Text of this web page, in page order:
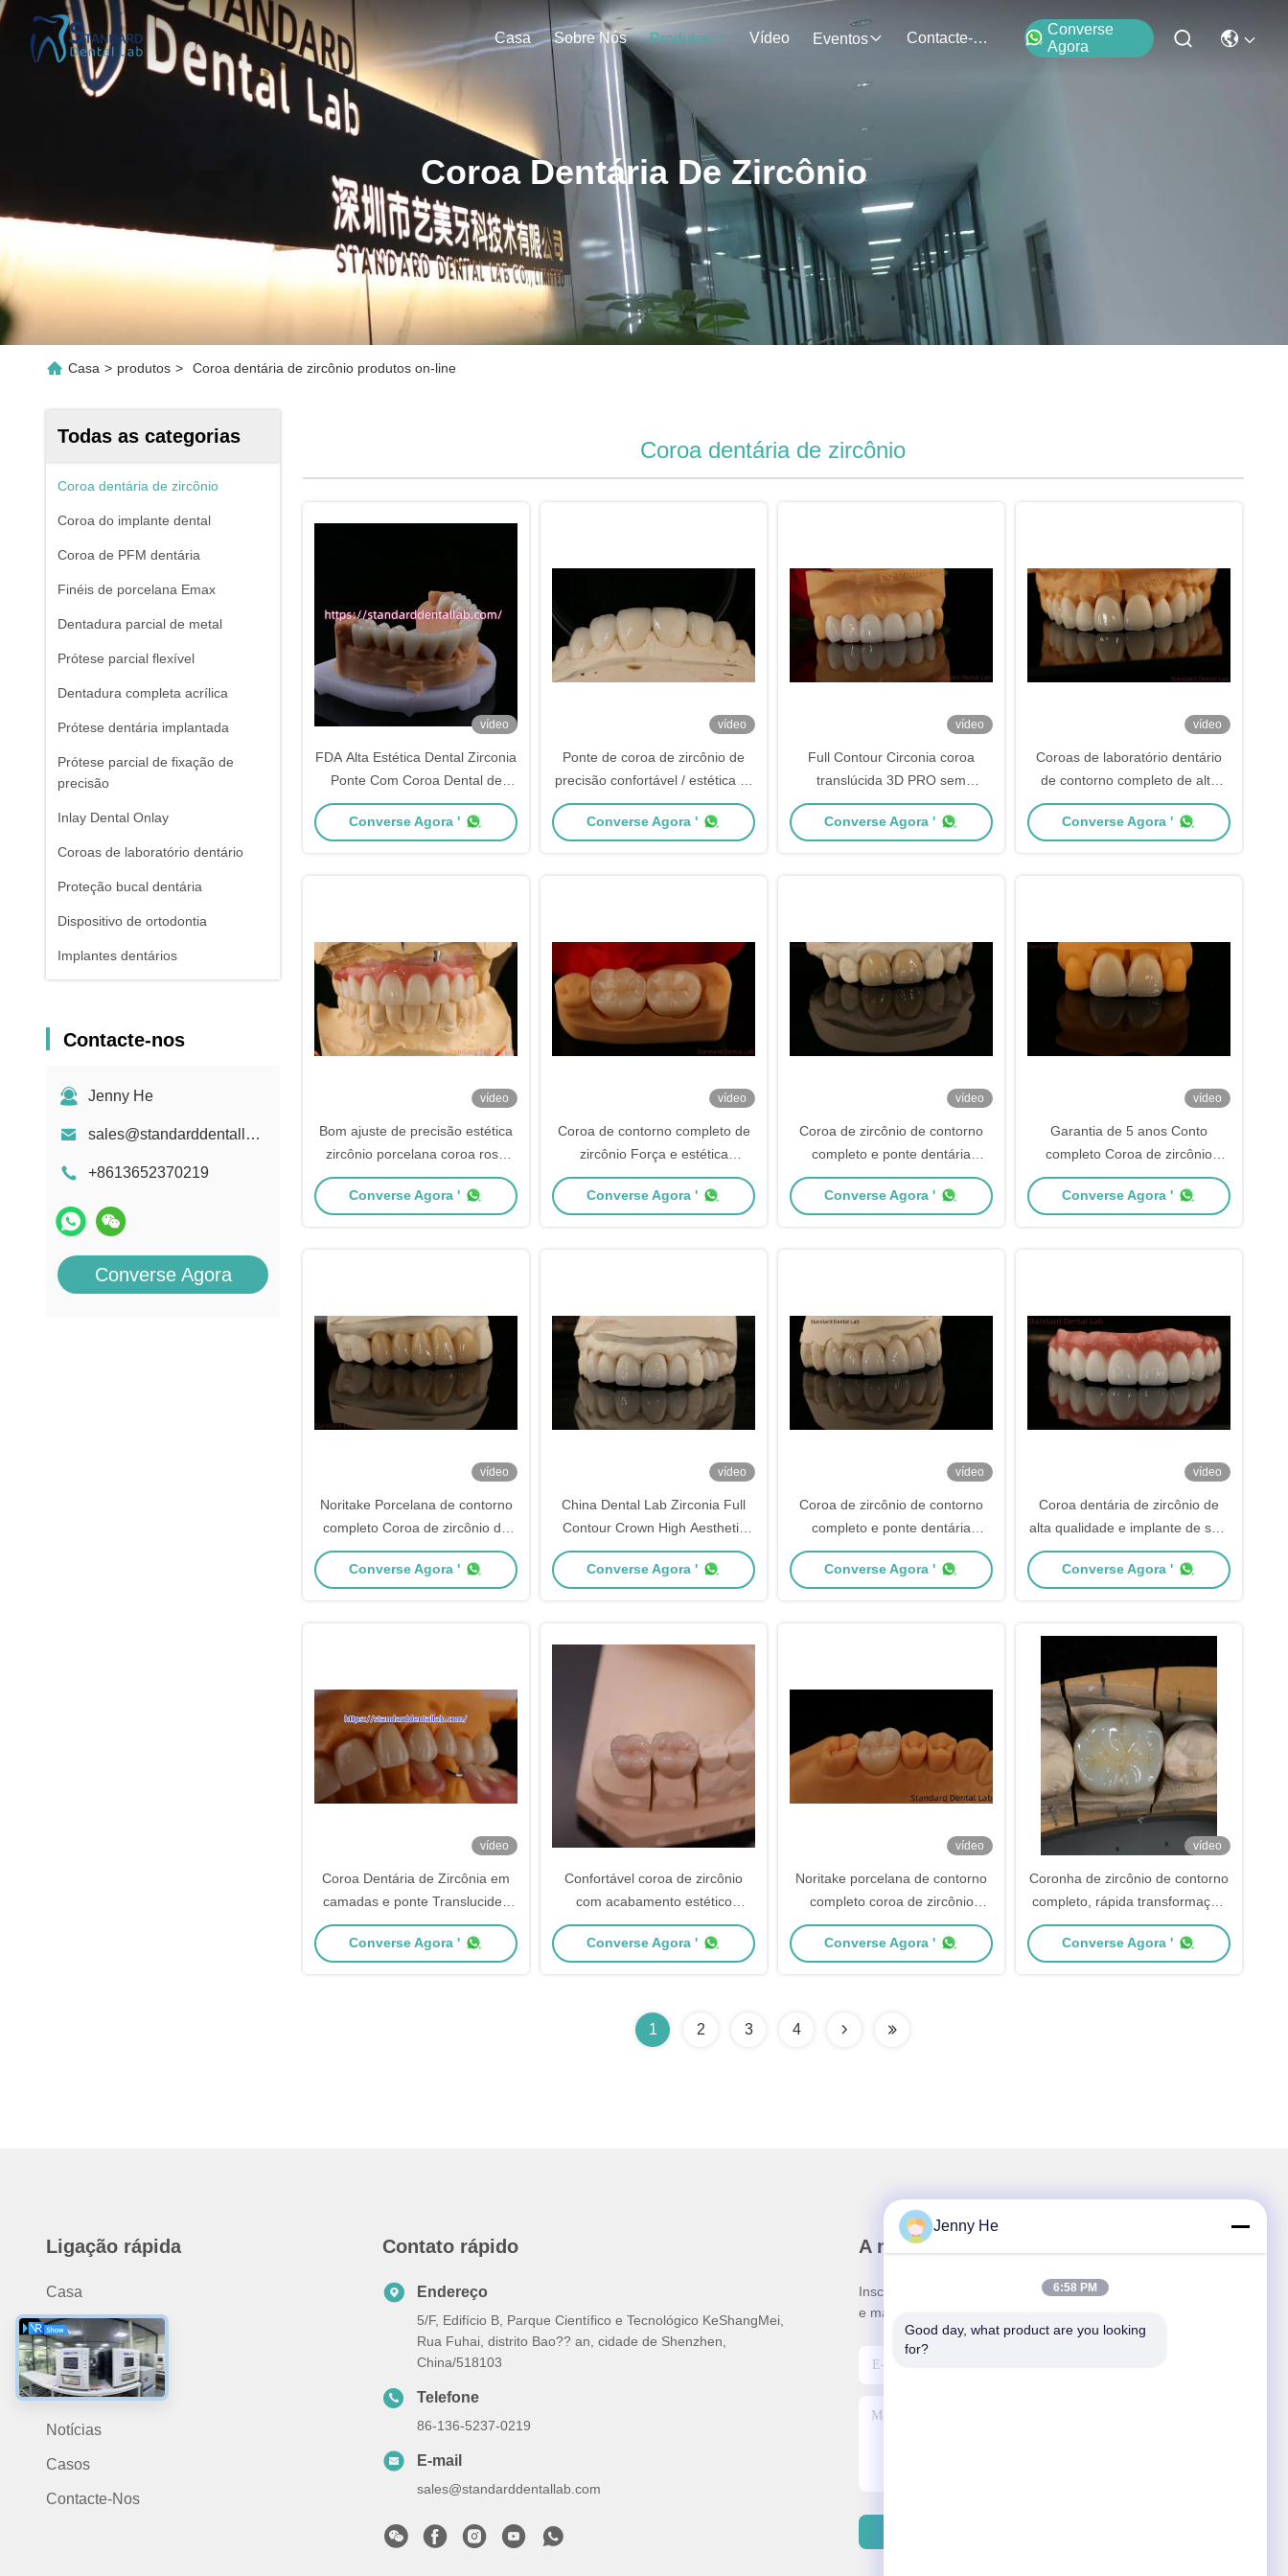
Casa Sobre Nós Produtos Vídeo Eventos Contacte-Nos
Converse
Agora
Coroa Dentária De Zircônio
Casa > produtos > Coroa dentária de zircônio produtos on-line
Todas as categorias
Coroa dentária de zircônio
Coroa do implante dental
Coroa de PFM dentária
Finéis de porcelana Emax
Dentadura parcial de metal
Prótese parcial flexível
Dentadura completa acrílica
Prótese dentária implantada
Prótese parcial de fixação de
precisão
Inlay Dental Onlay
Coroas de laboratório dentário
Proteção bucal dentária
Dispositivo de ortodontia
Implantes dentários
Contacte-nos
Jenny He
sales@standarddentallab.com
+8613652370219
Converse Agora
Coroa dentária de zircônio
vídeo
FDA Alta Estética Dental Zirconia
Ponte Com Coroa Dental de
Zirconia de Porcelana Camadas
China Dental Lab
Converse Agora '
vídeo
Ponte de coroa de zircônio de
precisão confortável / estética 3-
4 dias Tempo de entrega rápido
Converse Agora '
vídeo
Full Contour Circonia coroa
translúcida 3D PRO sem
revestimento de porcelana
Converse Agora '
vídeo
Coroas de laboratório dentário
de contorno completo de alta
translucidez
Converse Agora '
vídeo
Bom ajuste de precisão estética
zircônio porcelana coroa rosa
porcelana com sombra de
branqueamento
Converse Agora '
vídeo
Coroa de contorno completo de
zircônio Força e estética
excepcionais Sem revestimento
de porcelana Coroa posterior
Converse Agora '
vídeo
Coroa de zircônio de contorno
completo e ponte dentária
natural de alta estética 5 anos de
garantia
Converse Agora '
vídeo
Garantia de 5 anos Conto
completo Coroa de zircônio
personalizada Sombra Vita Alta
Estética Ponte Dental Natural
Converse Agora '
vídeo
Noritake Porcelana de contorno
completo Coroa de zircônio de
alta estética Natural Ponte Dental
de zircônio personalizada
Converse Agora '
vídeo
China Dental Lab Zirconia Full
Contour Crown High Aesthetic
Natural Dental Bridge 5 anos de
garantia
Converse Agora '
vídeo
Coroa de zircônio de contorno
completo e ponte dentária
natural de alta estética 5 anos de
garantia
Converse Agora '
vídeo
Coroa dentária de zircônio de
alta qualidade e implante de seis
em quatro em arco completo /
China laboratório dentário
Converse Agora '
vídeo
Coroa Dentária de Zircônia em
camadas e ponte Translucidez
3D PRO coroa de porcelana de
zircônia
Converse Agora '
Confortável coroa de zircônio
com acabamento estético
preciso Express 3-4 dias Tempo
de entrega
Converse Agora '
vídeo
Noritake porcelana de contorno
completo coroa de zircônio
personalizado sombra de vita
para estética digital restauração
Converse Agora '
vídeo
Coronha de zircônio de contorno
completo, rápida transformação
para um ajuste preciso e estético
em 1 semana
Converse Agora '
1 2 3 4
Ligação rápida
Casa
Produtos
Sobre Nós
Vídeo
Notícias
Casos
Contacte-Nos
Contato rápido
Endereço
5/F, Edifício B, Parque Científico e Tecnológico KeShangMei,
Rua Fuhai, distrito Bao?? an, cidade de Shenzhen,
China/518103
Telefone
86-136-5237-0219
E-mail
sales@standarddentallab.com
A nossa newsletter
Inscreva-se no nosso boletim informativo para obter descontos
e mais.
Jenny He
6:58 PM
Good day, what product are you looking
for?